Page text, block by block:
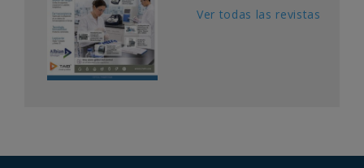
Ver todas las revistas